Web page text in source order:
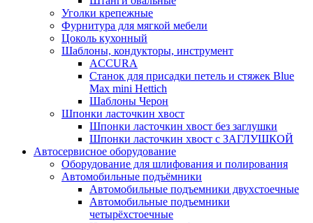
Уголки крепежные
Фурнитура для мягкой мебели
Цоколь кухонный
Шаблоны, кондукторы, инструмент
ACCURA
Станок для присадки петель и стяжек Blue
Max mini Hettich
Шаблоны Черон
Шпонки ласточкин хвост
Шпонки ласточкин хвост без заглушки
Шпонки ласточкин хвост с ЗАГЛУШКОЙ
Автосервисное оборудование
Оборудование для шлифования и полирования
Автомобильные подъёмники
Автомобильные подъемники двухстоечные
Автомобильные подъемники
четырёхстоечные